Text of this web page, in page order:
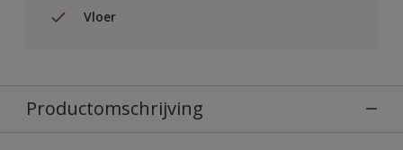
Vloer
Productomschrijving